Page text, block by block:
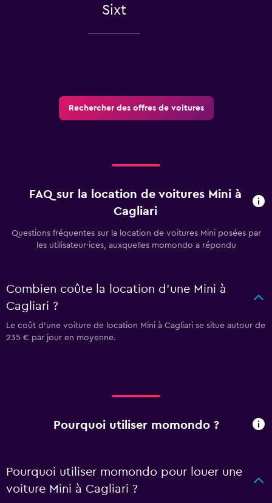
Sixt
Rechercher des offres de voitures
FAQ sur la location de voitures Mini à
Cagliari
Questions fréquentes sur la location de voitures Mini posées par
les utilisateur·ices, auxquelles momondo a répondu
Combien coûte la location d'une Mini à
Cagliari ?
Le coût d'une voiture de location Mini à Cagliari se situe autour de
235 € par jour en moyenne.
Pourquoi utiliser momondo ?
Pourquoi utiliser momondo pour louer une
voiture Mini à Cagliari ?